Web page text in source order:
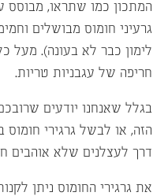
המתכון כמו שתראו,
גרעיני חומוס מבושלים
לימון כבר לא בעונה). מעל
חריפה של עגבניות טריות.
בגלל שאנחנו יודעים
הזה, או לבשל גרגירי
דרך לעצלנים שלא אוהבים
את גרגירי החומוס ניתן